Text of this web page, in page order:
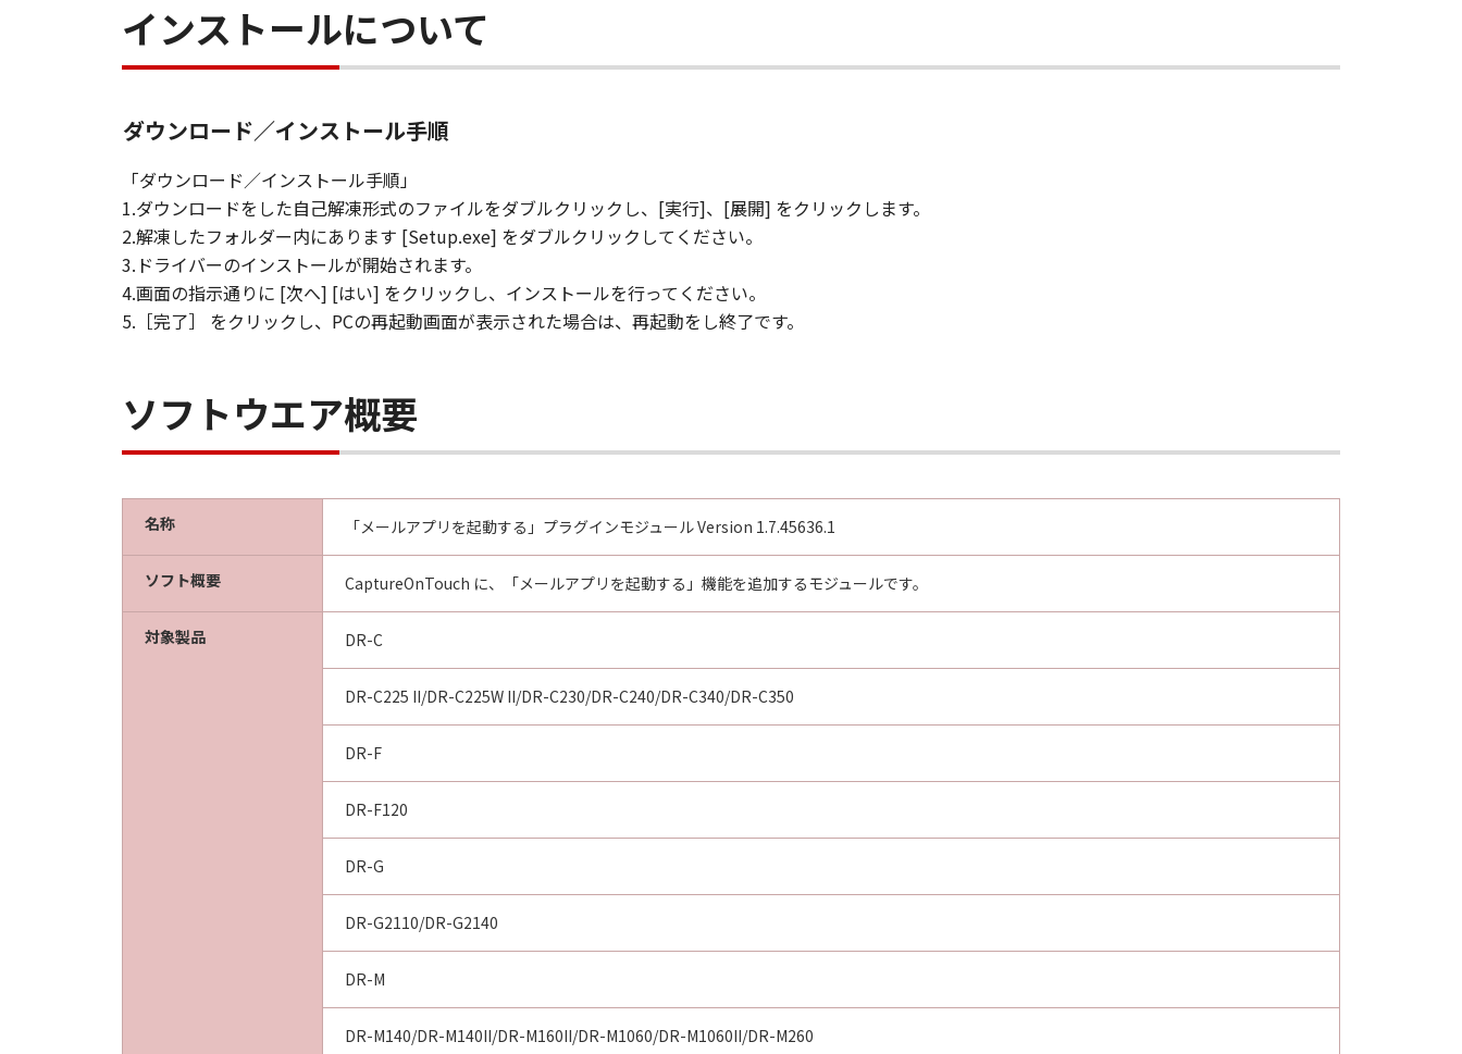
インストールについて
ダウンロード／インストール手順
「ダウンロード／インストール手順」
1.ダウンロードをした自己解凍形式のファイルをダブルクリックし、[実行]、[展開] をクリックします。
2.解凍したフォルダー内にあります [Setup.exe] をダブルクリックしてください。
3.ドライバーのインストールが開始されます。
4.画面の指示通りに [次へ] [はい] をクリックし、インストールを行ってください。
5.［完了］ をクリックし、PCの再起動画面が表示された場合は、再起動をし終了です。
ソフトウエア概要
名称 「メールアプリを起動する」プラグインモジュール Version 1.7.45636.1
ソフト概要 CaptureOnTouch に、「メールアプリを起動する」機能を追加するモジュールです。
対象製品 DR-C
DR-C225 II/DR-C225W II/DR-C230/DR-C240/DR-C340/DR-C350
DR-F
DR-F120
DR-G
DR-G2110/DR-G2140
DR-M
DR-M140/DR-M140II/DR-M160II/DR-M1060/DR-M1060II/DR-M260